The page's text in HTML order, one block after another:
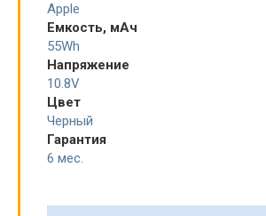
Apple
Емкость, мАч
55Wh
Напряжение
10.8V
Цвет
Черный
Гарантия
6 мес.